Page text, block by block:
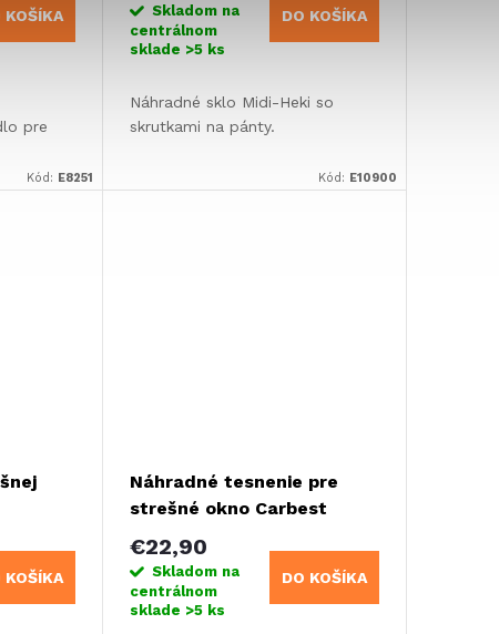
KOŠÍKA
pre
Kód: E8251
Skladom na
centrálnom
sklade >5 ks
DO KOŠÍKA
Náhradné sklo Midi-Heki so
skrutkami na pánty.
Kód: E10900
KOŠÍKA
Náhradné tesnenie pre
strešné okno Carbest
€22,90
Skladom na
centrálnom
sklade >5 ks
DO KOŠÍKA